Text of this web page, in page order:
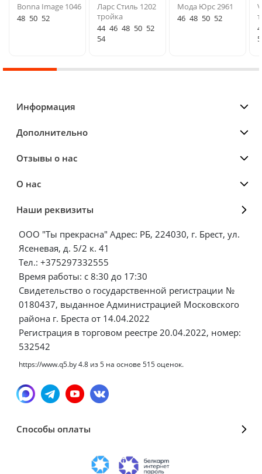
Bonna Image 1046
48 50 52
Ларс Стиль 1202
тройка
44 46 48 50 52
54
Мода Юрс 2961
46 48 50 52
Информация
Дополнительно
Отзывы о нас
О нас
Наши реквизиты
ООО "Ты прекрасна" Адрес: РБ, 224030, г. Брест, ул.
Ясеневая, д. 5/2 к. 41
Тел.: +375297332555
Время работы: с 8:30 до 17:30
Свидетельство о государственной регистрации №
0180437, выданное Администрацией Московского
района г. Бреста от 14.04.2022
Регистрация в торговом реестре 20.04.2022, номер:
532542
https://www.q5.by4.8 из5 на основе 515оценок.
Способы оплаты